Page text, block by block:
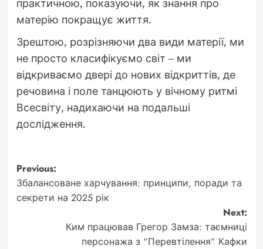
практичною, показуючи, як знання про
матерію покращує життя.
Зрештою, розрізняючи два види матерії, ми
не просто класифікуємо світ – ми
відкриваємо двері до нових відкриттів, де
речовина і поле танцюють у вічному ритмі
Всесвіту, надихаючи на подальші
дослідження.
Post
navigation
Previous:
Збалансоване харчування: принципи, поради та
секрети на 2025 рік
Next:
Ким працював Грегор Замза: таємниці
персонажа з “Перевтілення” Кафки